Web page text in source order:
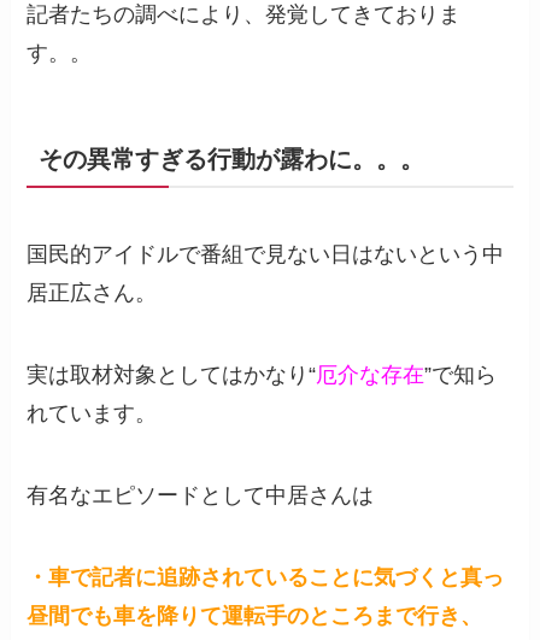
記者たちの調べにより、発覚してきておりま
す。。
その異常すぎる行動が露わに。。。
国民的アイドルで番組で見ない日はないという中
居正広さん。
実は取材対象としてはかなり“厄介な存在”で知ら
れています。
有名なエピソードとして中居さんは
・車で記者に追跡されていることに気づくと真っ
昼間でも車を降りて運転手のところまで行き、